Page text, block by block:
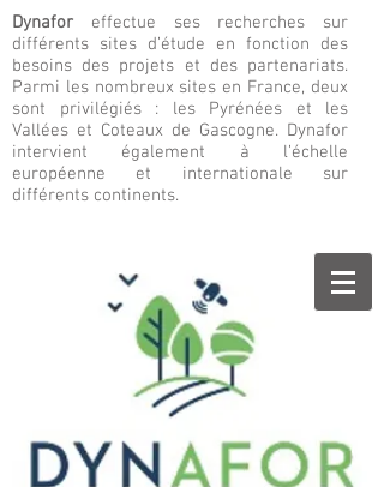
Dynafor effectue ses recherches sur
différents sites d’étude en fonction des
besoins des projets et des partenariats.
Parmi les nombreux sites en France, deux
sont privilégiés : les Pyrénées et les
Vallées et Coteaux de Gascogne. Dynafor
intervient également à l’échelle
européenne et internationale sur
différents continents.